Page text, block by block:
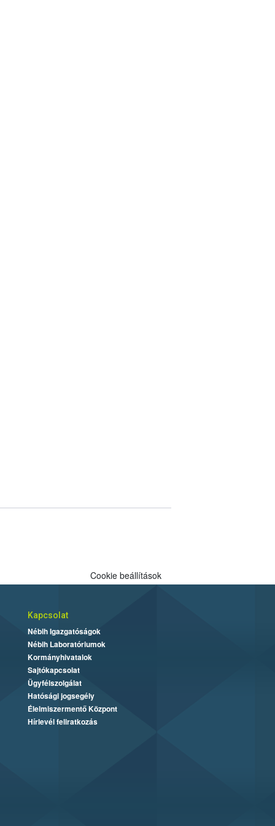
Cookie beállítások
Kapcsolat
Nébih Igazgatóságok
Nébih Laboratóriumok
Kormányhivatalok
Sajtókapcsolat
Ügyfélszolgálat
Hatósági jogsegély
Élelmiszermentő Központ
Hírlevél feliratkozás